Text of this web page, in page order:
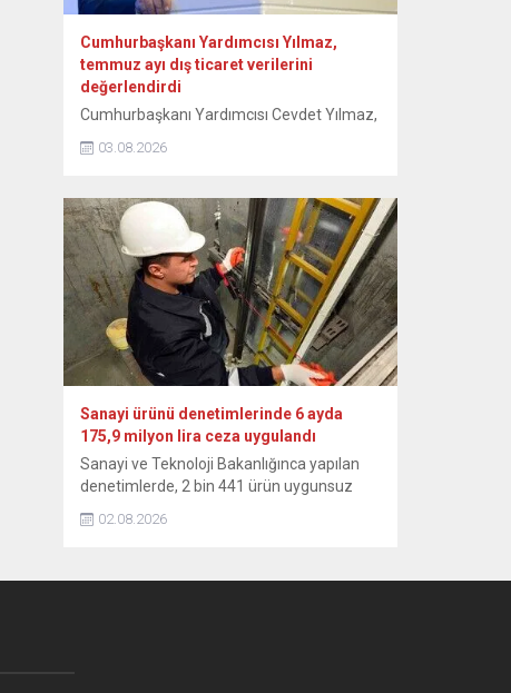
Cumhurbaşkanı Yardımcısı Yılmaz,
temmuz ayı dış ticaret verilerini
değerlendirdi
Cumhurbaşkanı Yardımcısı Cevdet Yılmaz,
“Çatışma ortamının etkisiyle dünya
ticaretindeki zayıf görünümün sürdüğü bu
altyapısı sayesinde yüksek seviyesini
sürdürmektedir.” ifadesini kullandı. Yılmaz,
NSosyal hesabından, temmuz ayı dış
ticaret verilerine ilişkin paylaşımda
bulundu. “Küresel belirsizlikler ve çatışma
ortamının etkisiyle dünya ticaretindeki
zayıf görünümün sürdüğü bu dönemde,
Türkiye’nin...
03.08.2026
Sanayi ürünü denetimlerinde 6 ayda
175,9 milyon lira ceza uygulandı
Sanayi ve Teknoloji Bakanlığınca yapılan
denetimlerde, 2 bin 441 ürün uygunsuz
hakkında toplatma kararı ver Sanayi ve
02.08.2026